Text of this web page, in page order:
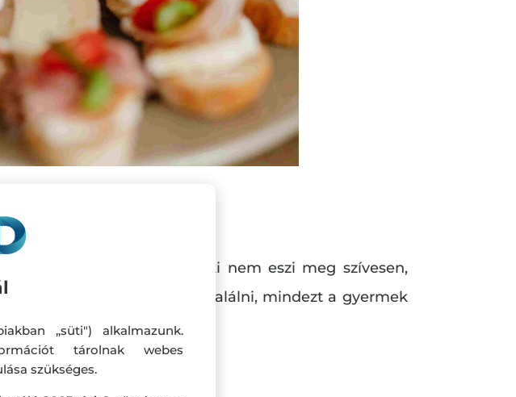
a töltelék. Ha száraz, senki nem eszi meg szívesen,
a belevalókkal lehet jól eltalálni, mindezt a gyermek
„süti") alkalmazunk.
tárolnak webes
szükséges.